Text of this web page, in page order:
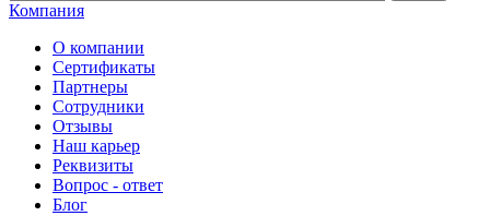
Компания
О компании
Сертификаты
Партнеры
Сотрудники
Отзывы
Наш карьер
Реквизиты
Вопрос - ответ
Блог